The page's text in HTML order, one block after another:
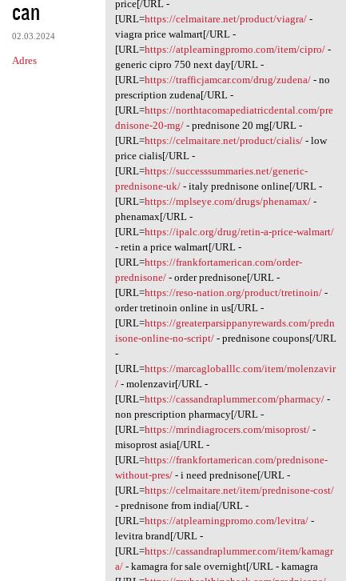
can
02.03.2024
Adres
price[/URL -
[URL=https://celmaitare.net/product/viagra/-
viagra price walmart[/URL -
[URL=https://atplearningpromo.com/item/cipro/-
generic cipro 750 next day[/URL -
[URL=https://trafficjamcar.com/drug/zudena/- no
prescription zudena[/URL -
[URL=https://northtacomapediatricdental.com/pre
dnisone-20-mg/- prednisone 20 mg[/URL -
[URL=https://celmaitare.net/product/cialis/- low
price cialis[/URL -
[URL=https://successsummaries.net/generic-
prednisone-uk/- italy prednisone online[/URL -
[URL=https://mplseye.com/drugs/phenamax/-
phenamax[/URL -
[URL=https://ipalc.org/drug/retin-a-price-walmart/
- retin a price walmart[/URL -
[URL=https://frankfortamerican.com/order-
prednisone/- order prednisone[/URL -
[URL=https://reso-nation.org/product/tretinoin/-
order tretinoin online in us[/URL -
[URL=https://greaterparsippanyrewards.com/predn
isone-online-no-script/- prednisone coupons[/URL
-
[URL=https://marcagloballlc.com/item/molenzavir
/- molenzavir[/URL -
[URL=https://cassandraplummer.com/pharmacy/-
non prescription pharmacy[/URL -
[URL=https://mrindiagrocers.com/misoprost/-
misoprost asia[/URL -
[URL=https://frankfortamerican.com/prednisone-
without-pres/- i need prednisone[/URL -
[URL=https://celmaitare.net/item/prednisone-cost/
- prednisone from india[/URL -
[URL=https://atplearningpromo.com/levitra/-
levitra brand[/URL -
[URL=https://cassandraplummer.com/item/kamagr
a/- kamagra for sale overnight[/URL - kamagra